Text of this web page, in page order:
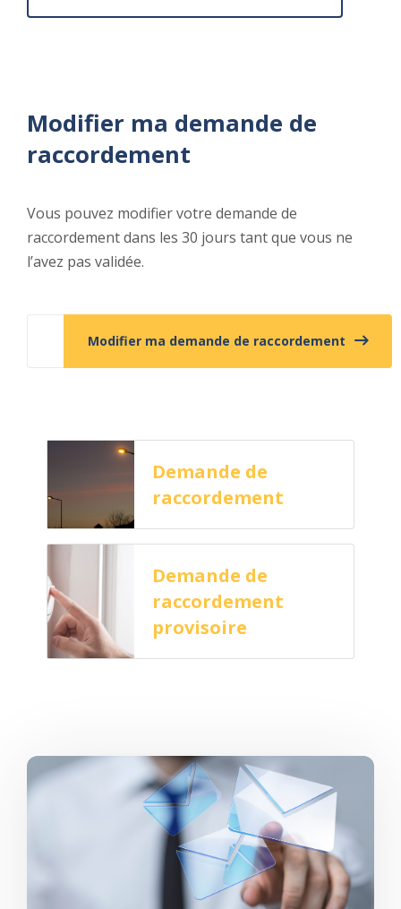
Modifier ma demande de
raccordement
Vous pouvez modifier votre demande de
raccordement dans les 30 jours tant que vous ne
l’avez pas validée.
Modifier ma demande de raccordement
Demande de
raccordement
Demande de
raccordement
provisoire